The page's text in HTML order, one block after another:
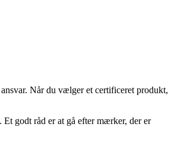
Når du vælger et certificeret produkt,
. Et godt råd er at gå efter mærker, der er